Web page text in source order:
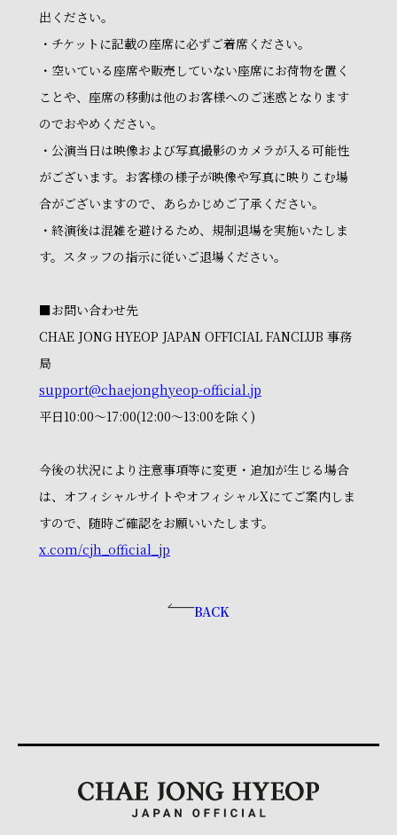
出ください。
・チケットに記載の座席に必ずご着席ください。
・空いている座席や販売していない座席にお荷物を置く
ことや、座席の移動は他のお客様へのご迷惑となります
のでおやめください。
・公演当日は映像および写真撮影のカメラが入る可能性
がございます。お客様の様子が映像や写真に映りこむ場
合がございますので、あらかじめご了承ください。
・終演後は混雑を避けるため、規制退場を実施いたしま
す。スタッフの指示に従いご退場ください。
■お問い合わせ先
CHAE JONG HYEOP JAPAN OFFICIAL FANCLUB 事務
局
support@chaejonghyeop-official.jp
平日10:00～17:00(12:00～13:00を除く)
今後の状況により注意事項等に変更・追加が生じる場合
は、オフィシャルサイトやオフィシャルXにてご案内しま
すので、随時ご確認をお願いいたします。
x.com/cjh_official_jp
BACK